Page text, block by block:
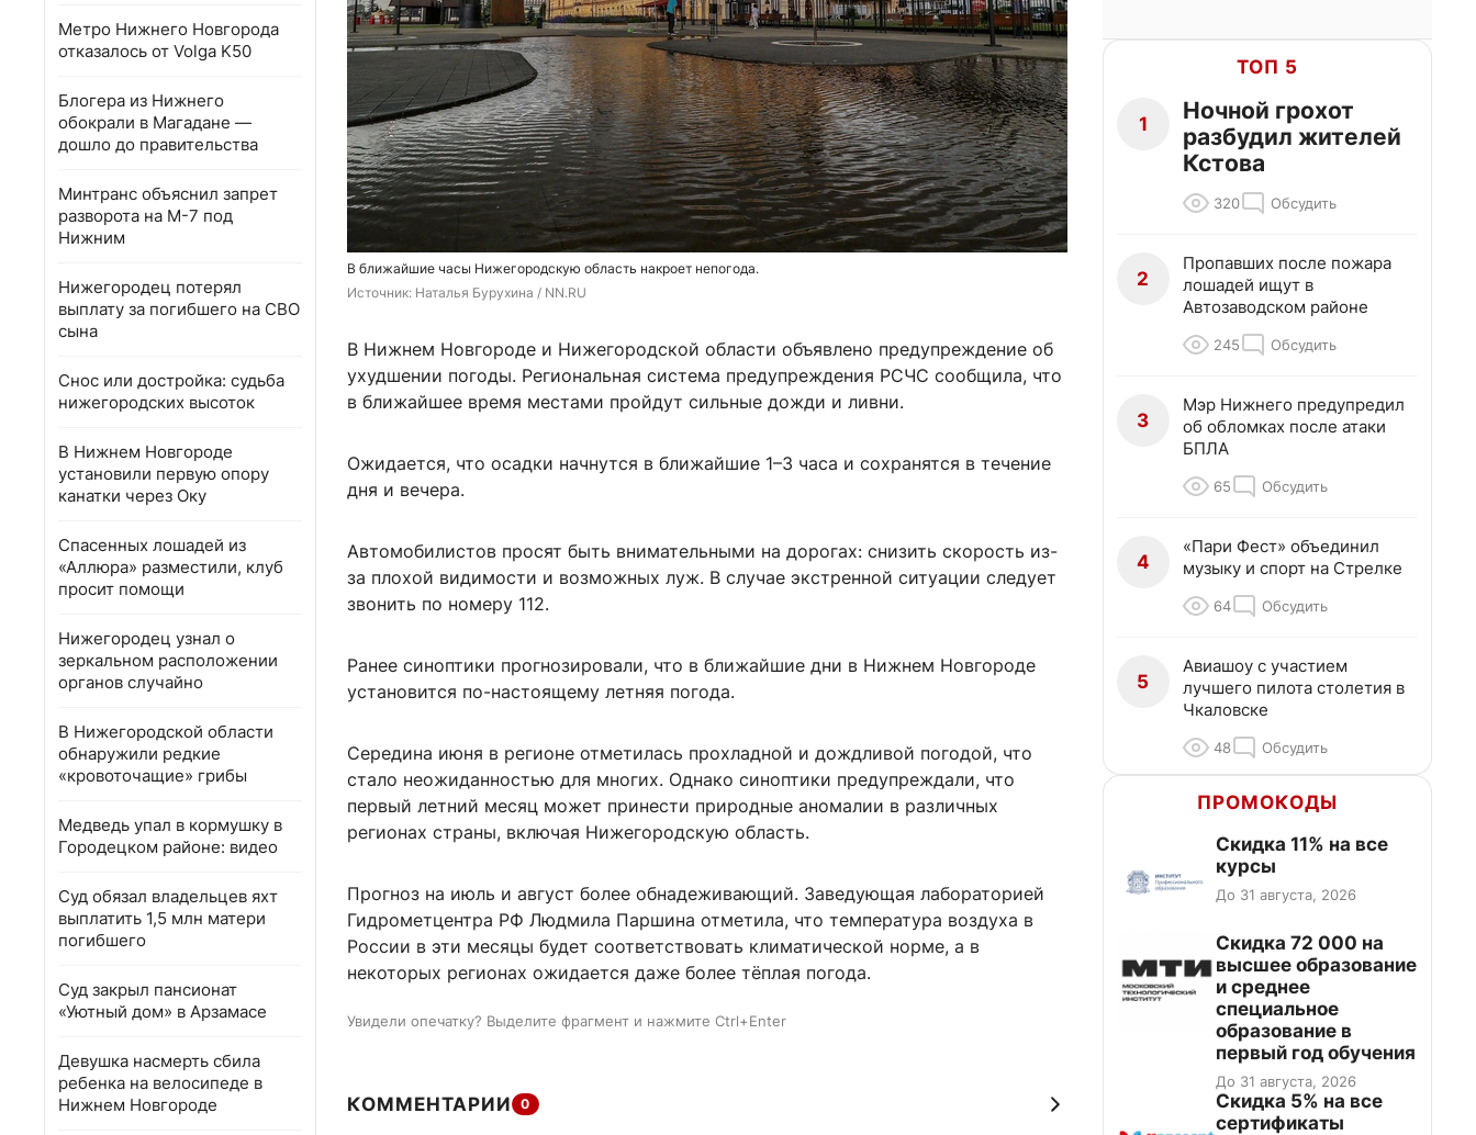
Метро Нижнего Новгорода
отказалось от Volga K50
Блогера из Нижнего
обокрали в Магадане —
дошло до правительства
Минтранс объяснил запрет
разворота на М-7 под
Нижним
Нижегородец потерял
выплату за погибшего на СВО
сына
Снос или достройка: судьба
нижегородских высоток
В Нижнем Новгороде
установили первую опору
канатки через Оку
Спасенных лошадей из
«Аллюра» разместили, клуб
просит помощи
Нижегородец узнал о
зеркальном расположении
органов случайно
В Нижегородской области
обнаружили редкие
«кровоточащие» грибы
Медведь упал в кормушку в
Городецком районе: видео
Суд обязал владельцев яхт
выплатить 1,5 млн матери
погибшего
Суд закрыл пансионат
«Уютный дом» в Арзамасе
Девушка насмерть сбила
ребенка на велосипеде в
Нижнем Новгороде
В ближайшие часы Нижегородскую область накроет непогода.
Источник: Наталья Бурухина / NN.RU
В Нижнем Новгороде и Нижегородской области объявлено предупреждение об
ухудшении погоды. Региональная система предупреждения РСЧС сообщила, что
в ближайшее время местами пройдут сильные дожди и ливни.
Ожидается, что осадки начнутся в ближайшие 1–3 часа и сохранятся в течение
дня и вечера.
Автомобилистов просят быть внимательными на дорогах: снизить скорость из-
за плохой видимости и возможных луж. В случае экстренной ситуации следует
звонить по номеру 112.
Ранее синоптики прогнозировали, что в ближайшие дни в Нижнем Новгороде
установится по-настоящему летняя погода.
Середина июня в регионе отметилась прохладной и дождливой погодой, что
стало неожиданностью для многих. Однако синоптики предупреждали, что
первый летний месяц может принести природные аномалии в различных
регионах страны, включая Нижегородскую область.
Прогноз на июль и август более обнадеживающий. Заведующая лабораторией
Гидрометцентра РФ Людмила Паршина отметила, что температура воздуха в
России в эти месяцы будет соответствовать климатической норме, а в
некоторых регионах ожидается даже более тёплая погода.
Увидели опечатку? Выделите фрагмент и нажмите Ctrl+Enter
КОММЕНТАРИИ 0
ТОП 5
1
Ночной грохот
разбудил жителей
Кстова
320 Обсудить
2
Пропавших после пожара
лошадей ищут в
Автозаводском районе
245 Обсудить
3
Мэр Нижнего предупредил
об обломках после атаки
БПЛА
65 Обсудить
4
«Пари Фест» объединил
музыку и спорт на Стрелке
64 Обсудить
5
Авиашоу с участием
лучшего пилота столетия в
Чкаловске
48 Обсудить
ПРОМОКОДЫ
Скидка 11% на все
курсы
До 31 августа, 2026
Скидка 72 000 на
высшее образование
и среднее
специальное
образование в
первый год обучения
До 31 августа, 2026
Скидка 5% на все
сертификаты